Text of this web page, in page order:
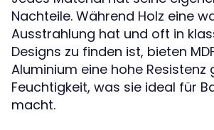
Nachteile. Während Holz eine
Ausstrahlung hat und oft in
Designs zu finden ist, bieten
Aluminium eine hohe Resistenz
Feuchtigkeit, was sie ideal für
macht.